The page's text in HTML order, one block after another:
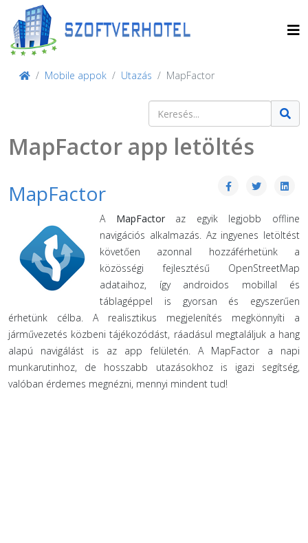
Mobile appok Utazás MapFactor
Keresés
MapFactor app letöltés
MapFactor
A MapFactoraz egyik legjobb offline
navigációs alkalmazás. Az ingyenes letöltést
követően azonnal hozzáférhetünk a
közösségi fejlesztésű OpenStreetMap
adataihoz, így androidos mobillal és
táblagéppel is gyorsan és egyszerűen
érhetünk célba. A realisztikus megjelenítés megkönnyíti a
járművezetés közbeni tájékozódást, ráadásul megtaláljuk a hang
alapú navigálást is az app felületén. A MapFactor a napi
munkarutinhoz, de hosszabb utazásokhoz is igazi segítség,
valóban érdemes megnézni, mennyi mindent tud!